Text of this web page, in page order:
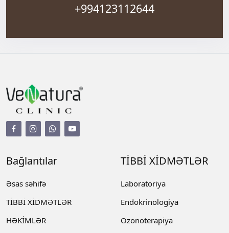
+994123112644
Bağlantılar
Əsas səhifə
TİBBİ XİDMƏTLƏR
HƏKİMLƏR
TİBBİ XİDMƏTLƏR
Laboratoriya
Endokrinologiya
Ozonoterapiya